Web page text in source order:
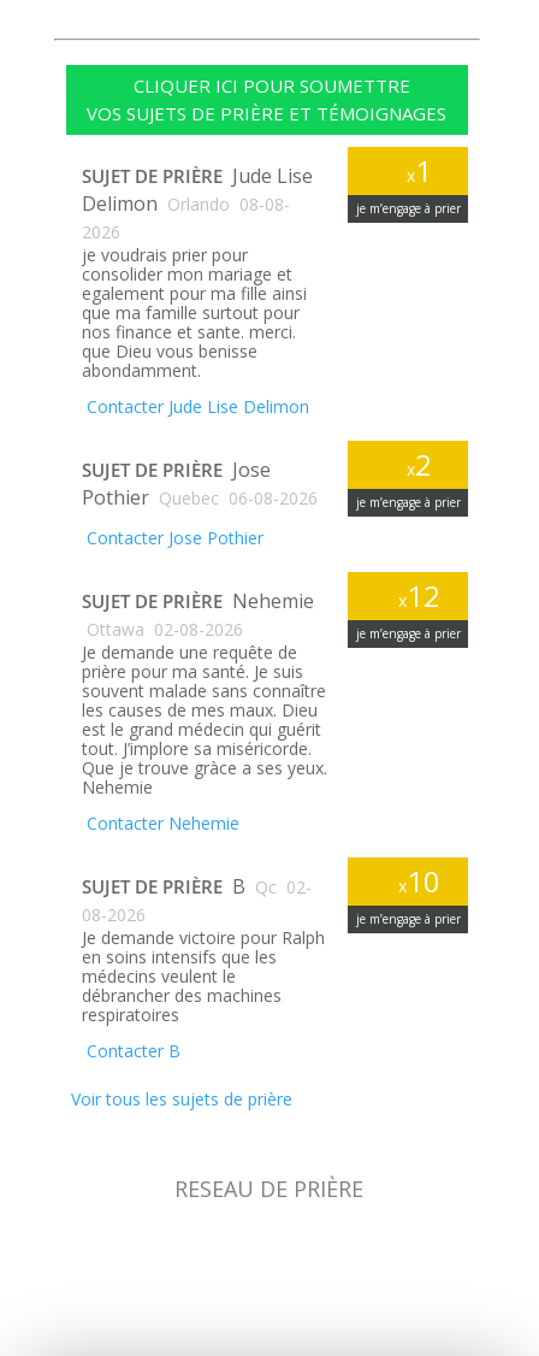
CLIQUER ICI POUR SOUMETTRE
VOS SUJETS DE PRIÈRE ET TÉMOIGNAGES
x1
je m’engage à prier
SUJET DE PRIÈRE Jude Lise
Delimon Orlando 08-08-
2026
je voudrais prier pour
consolider mon mariage et
egalement pour ma fille ainsi
que ma famille surtout pour
nos finance et sante. merci.
que Dieu vous benisse
abondamment.
Contacter Jude Lise Delimon
x2
je m’engage à prier
SUJET DE PRIÈRE Jose
Pothier Quebec 06-08-2026
Contacter Jose Pothier
x12
je m’engage à prier
SUJET DE PRIÈRE Nehemie
Ottawa 02-08-2026
Je demande une requête de
prière pour ma santé. Je suis
souvent malade sans connaître
les causes de mes maux. Dieu
est le grand médecin qui guérit
tout. J’implore sa miséricorde.
Que je trouve gràce a ses yeux.
Nehemie
Contacter Nehemie
x10
je m’engage à prier
SUJET DE PRIÈRE B Qc 02-
08-2026
Je demande victoire pour Ralph
en soins intensifs que les
médecins veulent le
débrancher des machines
respiratoires
Contacter B
Voir tous les sujets de prière
RESEAU DE PRIÈRE